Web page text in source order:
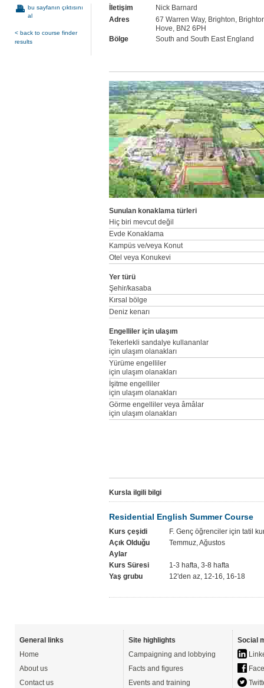
bu sayfanın çıktısını
al
< back to course finder
results
İletişim
Nick Barnard
Adres
67 Warren Way, Brighton,
Hove, BN2 6PH
Bölge
South and South East England
Sunulan konaklama türleri
Hiç biri mevcut değil
Evde Konaklama
Kampüs ve/veya Konut
Otel veya Konukevi
Yer türü
Şehir/kasaba
Kırsal bölge
Deniz kenarı
Engelliler için ulaşım
Tekerlekli sandalye kullananlar
için ulaşım olanakları
Yürüme engelliler
için ulaşım olanakları
İşitme engelliler
için ulaşım olanakları
Görme engelliler veya âmâlar
için ulaşım olanakları
Kursla ilgili bilgi
Residential English Summer Course
Kurs çeşidi
F. Genç öğrenciler için tatil
Açık Olduğu
Aylar
Temmuz, Ağustos
Kurs Süresi
1-3 hafta, 3-8 hafta
Yaş grubu
12'den az, 12-16, 16-18
General links
Home
About us
Contact us
Site highlights
Campaigning and lobbying
Facts and figures
Events and training
Social